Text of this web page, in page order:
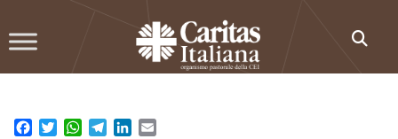
to
Facebook
TwitterWhatsApp
TelegramLinkedIn